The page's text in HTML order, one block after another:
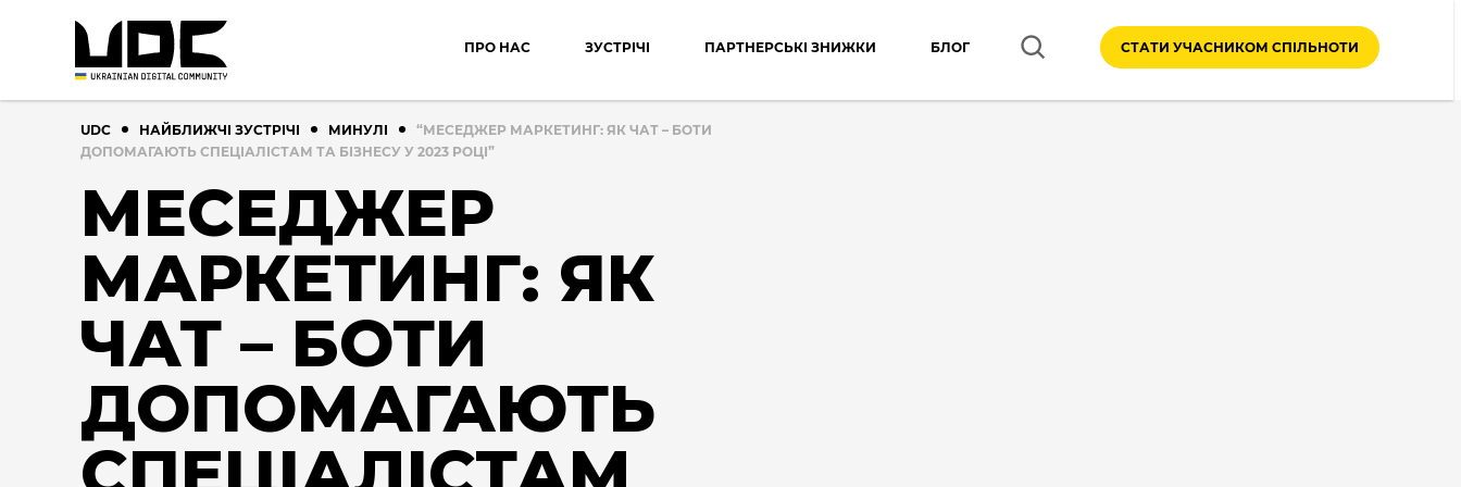
ПРО НАС ЗУСТРІЧІ ПАРТНЕРСЬКІ ЗНИЖКИ БЛОГ СТАТИ УЧАСНИКОМ СПІЛЬНОТИ
UDC НАЙБЛИЖЧІ ЗУСТРІЧІ МИНУЛІ
“МЕСЕДЖЕР МАРКЕТИНГ: ЯК ЧАТ – БОТИ
ДОПОМАГАЮТЬ СПЕЦІАЛІСТАМ ТА БІЗНЕСУ У 2023 РОЦІ”
МЕСЕДЖЕР
МАРКЕТИНГ: ЯК
ЧАТ – БОТИ
ДОПОМАГАЮТЬ